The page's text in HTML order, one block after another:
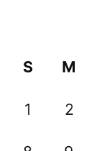
S M
1 2